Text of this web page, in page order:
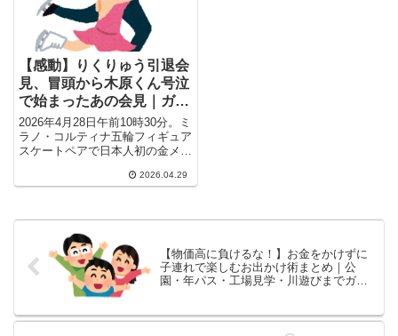
【感動】りくりゅう引退会
見、冒頭から木原くん号泣
で始まったあの会見｜ガル
民が語る20の感動と祈り
2026年4月28日午前10時30分。ミ
ラノ・コルティナ五輪フィギュア
スケートペアで日本人初の金メダ
2026.04.29
【物価高に負けるな！】お金をかけずに
子連れで楽しむお出かけ術まとめ｜公
園・年パス・工場見学・川遊びまでガル